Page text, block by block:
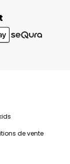
de vente